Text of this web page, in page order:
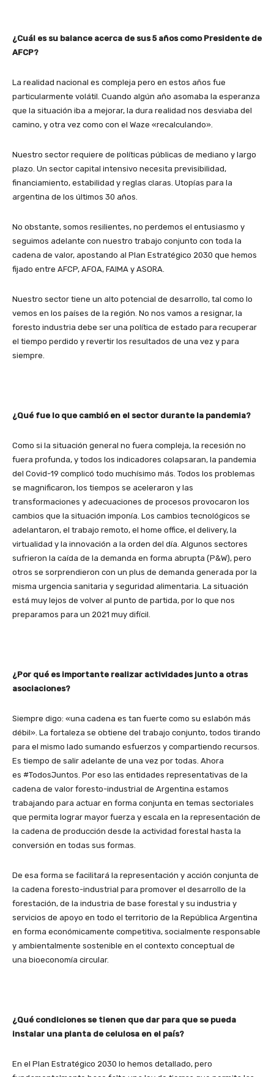
¿Cuál es su balance acerca de sus 5 años como Presidente de
AFCP?
La realidad nacional es compleja pero en estos años fue
particularmente volátil. Cuando algún año asomaba la esperanza
que la situación iba a mejorar, la dura realidad nos desviaba del
camino, y otra vez como con el Waze «recalculando».
Nuestro sector requiere de políticas públicas de mediano y largo
plazo. Un sector capital intensivo necesita previsibilidad,
financiamiento, estabilidad y reglas claras. Utopías para la
argentina de los últimos 30 años.
No obstante, somos resilientes, no perdemos el entusiasmo y
seguimos adelante con nuestro trabajo conjunto con toda la
cadena de valor, apostando al Plan Estratégico 2030 que hemos
fijado entre AFCP, AFOA, FAIMA y ASORA.
Nuestro sector tiene un alto potencial de desarrollo, tal como lo
vemos en los países de la región. No nos vamos a resignar, la
foresto industria debe ser una política de estado para recuperar
el tiempo perdido y revertir los resultados de una vez y para
siempre.
¿Qué fue lo que cambió en el sector durante la pandemia?
Como si la situación general no fuera compleja, la recesión no
fuera profunda, y todos los indicadores colapsaran, la pandemia
del Covid-19 complicó todo muchísimo más. Todos los problemas
se magnificaron, los tiempos se aceleraron y las
transformaciones y adecuaciones de procesos provocaron los
cambios que la situación imponía. Los cambios tecnológicos se
adelantaron, el trabajo remoto, el home office, el delivery, la
virtualidad y la innovación a la orden del día. Algunos sectores
sufrieron la caída de la demanda en forma abrupta (P&W), pero
otros se sorprendieron con un plus de demanda generada por la
misma urgencia sanitaria y seguridad alimentaria. La situación
está muy lejos de volver al punto de partida, por lo que nos
preparamos para un 2021 muy difícil.
¿Por qué es importante realizar actividades junto a otras
asociaciones?
Siempre digo: «una cadena es tan fuerte como su eslabón más
débil». La fortaleza se obtiene del trabajo conjunto, todos tirando
para el mismo lado sumando esfuerzos y compartiendo recursos.
Es tiempo de salir adelante de una vez por todas. Ahora
es #TodosJuntos. Por eso las entidades representativas de la
cadena de valor foresto-industrial de Argentina estamos
trabajando para actuar en forma conjunta en temas sectoriales
que permita lograr mayor fuerza y escala en la representación de
la cadena de producción desde la actividad forestal hasta la
conversión en todas sus formas.
De esa forma se facilitará la representación y acción conjunta de
la cadena foresto-industrial para promover el desarrollo de la
forestación, de la industria de base forestal y su industria y
servicios de apoyo en todo el territorio de la República Argentina
en forma económicamente competitiva, socialmente responsable
y ambientalmente sostenible en el contexto conceptual de
una bioeconomía circular.
¿Qué condiciones se tienen que dar para que se pueda
instalar una planta de celulosa en el país?
En el Plan Estratégico 2030 lo hemos detallado, pero